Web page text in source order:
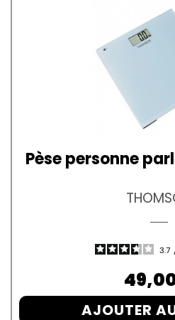
Pèse personne
3.7
Prix
AJOUTER